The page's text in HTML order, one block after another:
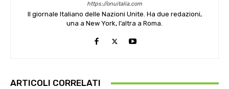
https://onuitalia.com
Il giornale Italiano delle Nazioni Unite. Ha due redazioni,
una a New York, l’altra a Roma.
ARTICOLI CORRELATI